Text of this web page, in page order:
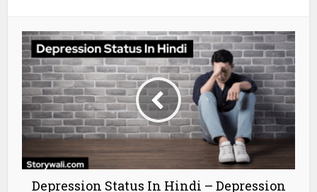
Depression Status In Hindi – Depression